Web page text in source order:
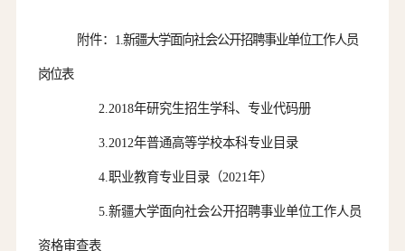
附件： 1.新疆大学面向社会公开招聘事业单位工作人员
岗位表
2.2018年研究生招生学科、专业代码册
3.2012年普通高等学校本科专业目录
4.职业教育专业目录（2021年）
5. 新疆大学面向社会公开招聘事业单位工作人员
资格审查表